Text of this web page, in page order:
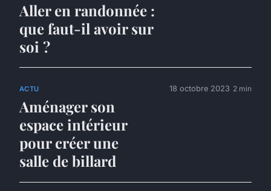
Aller en randonnée :
que faut-il avoir sur
soi ?
ACTU
Aménager son
espace intérieur
pour créer une
salle de billard
18 octobre 2023 2 min